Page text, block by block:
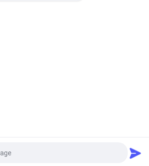
Vraag een offerte aan